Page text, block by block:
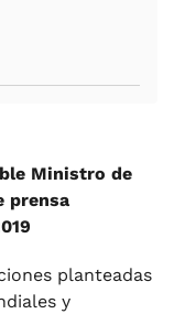
Ministro de
prensa
planteadas
y